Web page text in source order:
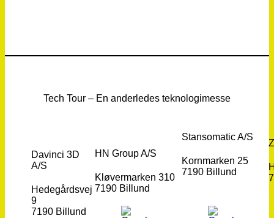
Tech Tour – En anderledes teknologimesse
Davinci 3D
A/S
Hedegårdsvej
9
7190 Billund
HN Group A/S
Kløvermarken 310
7190 Billund
Stansomatic A/S
Kornmarken 25
7190 Billund